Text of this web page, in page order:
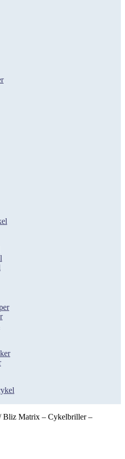
Bliz Matrix – Cykelbriller –